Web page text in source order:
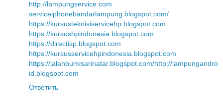
http://lampungservice.com
serviceiphonebandarlampung.blogspot.com/
https://kursusteknisiservicehp.blogspot.com
https://kursushpindonesia.blogspot.com
https://directisp.blogspot.com
https://kursusservicehpindonesia.blogspot.com
https://jalanbumisarinatar.blogspot.com/http://lampungandro
id.blogspot.com
Ответить